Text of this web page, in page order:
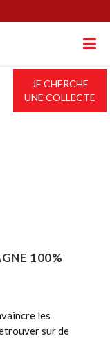
JE CHERCHE
UNE COLLECTE
100%
les
sur de